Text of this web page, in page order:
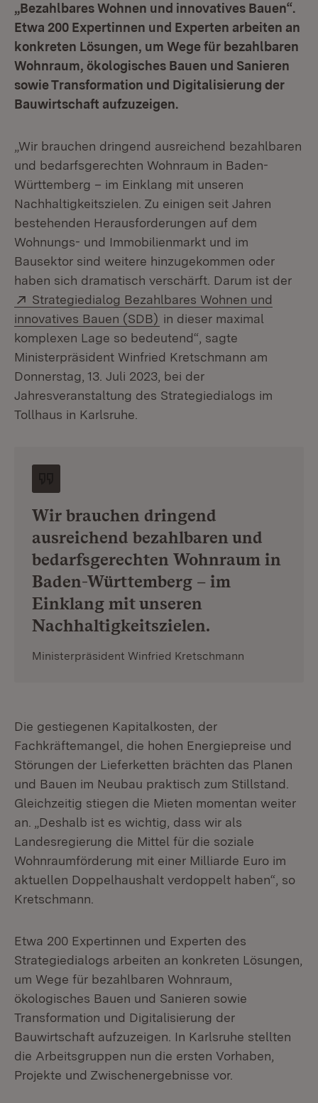
„Bezahlbares Wohnen und innovatives Bauen“.
Etwa 200 Expertinnen und Experten arbeiten an
konkreten Lösungen, um Wege für bezahlbaren
Wohnraum, ökologisches Bauen und Sanieren
sowie Transformation und Digitalisierung der
Bauwirtschaft aufzuzeigen.
„Wir brauchen dringend ausreichend bezahlbaren
und bedarfsgerechten Wohnraum in Baden-
Württemberg – im Einklang mit unseren
Nachhaltigkeitszielen. Zu einigen seit Jahren
bestehenden Herausforderungen auf dem
Wohnungs- und Immobilienmarkt und im
Bausektor sind weitere hinzugekommen oder
haben sich dramatisch verschärft. Darum ist der
Extern:
Strategiedialog Bezahlbares Wohnen und
innovatives Bauen (SDB) (Öffnet in neuem Fenster)
in dieser maximal
komplexen Lage so bedeutend“, sagte
Ministerpräsident Winfried Kretschmann am
Donnerstag, 13. Juli 2023, bei der
Jahresveranstaltung des Strategiedialogs im
Tollhaus in Karlsruhe.
Wir brauchen dringend
ausreichend bezahlbaren und
bedarfsgerechten Wohnraum in
Baden-Württemberg – im
Einklang mit unseren
Nachhaltigkeitszielen.
Ministerpräsident Winfried Kretschmann
Die gestiegenen Kapitalkosten, der
Fachkräftemangel, die hohen Energiepreise und
Störungen der Lieferketten brächten das Planen
und Bauen im Neubau praktisch zum Stillstand.
Gleichzeitig stiegen die Mieten momentan weiter
an. „Deshalb ist es wichtig, dass wir als
Landesregierung die Mittel für die soziale
Wohnraumförderung mit einer Milliarde Euro im
aktuellen Doppelhaushalt verdoppelt haben“, so
Kretschmann.
Etwa 200 Expertinnen und Experten des
Strategiedialogs arbeiten an konkreten Lösungen,
um Wege für bezahlbaren Wohnraum,
ökologisches Bauen und Sanieren sowie
Transformation und Digitalisierung der
Bauwirtschaft aufzuzeigen. In Karlsruhe stellten
die Arbeitsgruppen nun die ersten Vorhaben,
Projekte und Zwischenergebnisse vor.